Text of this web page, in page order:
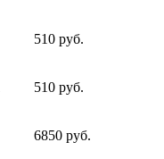
510 руб.
510 руб.
6850 руб.